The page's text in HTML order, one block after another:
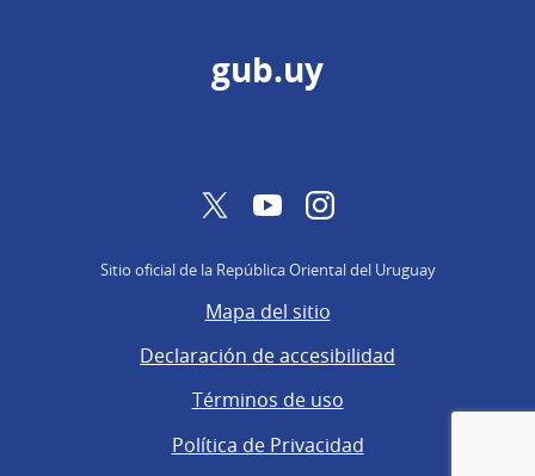
gub.uy
TwitterYouTubeInstagram
Sitio oficial de la República Oriental del Uruguay
Mapa del sitio
Declaración de accesibilidad
Términos de uso
Política de Privacidad